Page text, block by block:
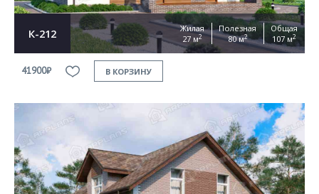
К-212
Жилая
27 м2
Полезная
80 м2
Общая
107 м2
41900₽ В КОРЗИНУ